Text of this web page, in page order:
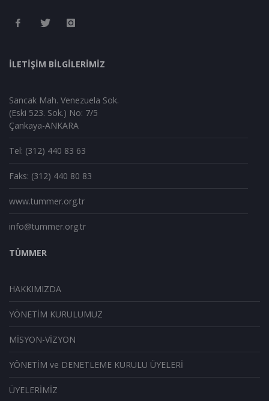
İLETİŞİM BİLGİLERİMİZ
Sancak Mah. Venezuela Sok.
(Eski 523. Sok.) No: 7/5
Çankaya-ANKARA
Tel: (312) 440 83 63
Faks: (312) 440 80 83
www.tummer.org.tr
info@tummer.org.tr
TÜMMER
HAKKIMIZDA
YÖNETİM KURULUMUZ
MİSYON-VİZYON
YÖNETİM ve DENETLEME KURULU ÜYELERİ
ÜYELERİMİZ